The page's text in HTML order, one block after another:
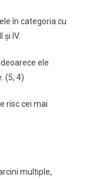
în categoria cu
IV.
ele
(5, 4)
risc cei mai
multiple,